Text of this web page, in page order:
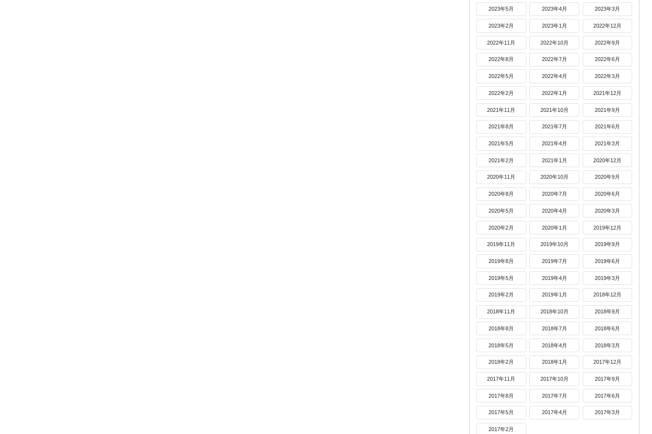
2023年5月 2023年4月 2023年3月
2023年2月 2023年1月 2022年12月
2022年11月 2022年10月 2022年9月
2022年8月 2022年7月 2022年6月
2022年5月 2022年4月 2022年3月
2022年2月 2022年1月 2021年12月
2021年11月 2021年10月 2021年9月
2021年8月 2021年7月 2021年6月
2021年5月 2021年4月 2021年3月
2021年2月 2021年1月 2020年12月
2020年11月 2020年10月 2020年9月
2020年8月 2020年7月 2020年6月
2020年5月 2020年4月 2020年3月
2020年2月 2020年1月 2019年12月
2019年11月 2019年10月 2019年9月
2019年8月 2019年7月 2019年6月
2019年5月 2019年4月 2019年3月
2019年2月 2019年1月 2018年12月
2018年11月 2018年10月 2018年9月
2018年8月 2018年7月 2018年6月
2018年5月 2018年4月 2018年3月
2018年2月 2018年1月 2017年12月
2017年11月 2017年10月 2017年9月
2017年8月 2017年7月 2017年6月
2017年5月 2017年4月 2017年3月
2017年2月